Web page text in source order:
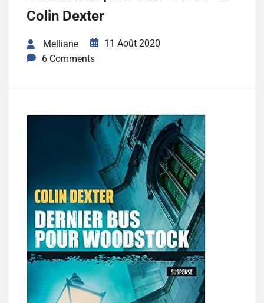
Colin Dexter
Melliane
11 Août 2020
6 Comments